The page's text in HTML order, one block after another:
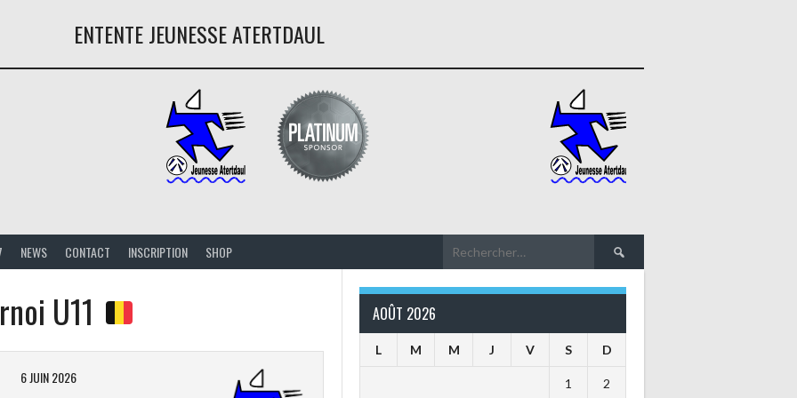
ENTENTE JEUNESSE ATERTDAUL
NEWS CONTACT INSCRIPTION SHOP Rechercher :
U11
6 JUIN 2026
AOÛT 2026
L M M J V S D
1 2